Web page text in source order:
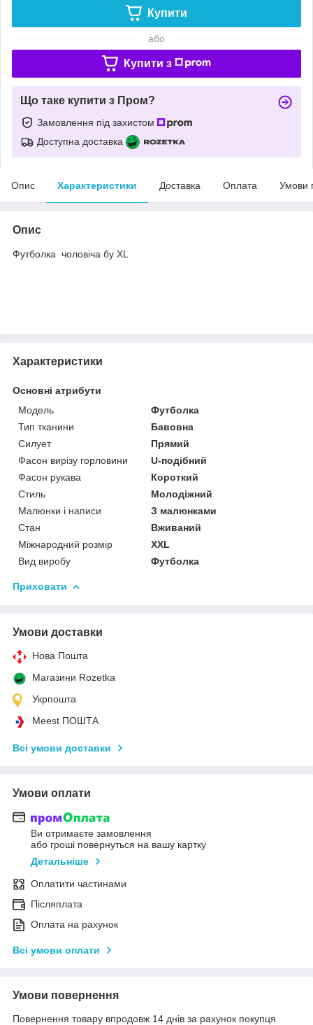
Купити
або
Купити з
Що таке купити з Пром?
Замовлення під захистом
Доступна доставка
Опис Характеристики Доставка Оплата Умови
Опис
Футболка чоловіча бу XL
Характеристики
Основні атрибути
Модель
Футболка
Тип тканини
Бавовна
Силует
Прямий
Фасон вирізу горловини
U-подібний
Фасон рукава
Короткий
Стиль
Молодіжний
Малюнки і написи
З малюнками
Стан
Вживаний
Міжнародний розмір
XXL
Вид виробу
Футболка
Приховати
Умови доставки
Нова Пошта
Магазини Rozetka
Укрпошта
Meest ПОШТА
Всі умови доставки
Умови оплати
Ви отримаєте замовлення
або гроші повернуться на вашу картку
Детальніше
Оплатити частинами
Післяплата
Оплата на рахунок
Всі умови оплати
Умови повернення
Повернення товару впродовж 14 днів за рахунок покупця